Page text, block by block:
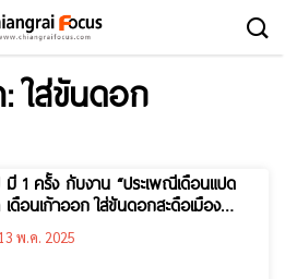
ใส่ขันดอก
มี 1 ครั้ง กับงาน “ประเพณีเดือนแปด
เดือนเก้าออก ใส่ขันดอกสะดือเมือง
ราย
13 พ.ค. 2025